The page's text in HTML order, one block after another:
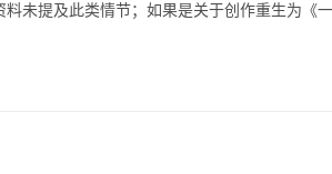
未提及此类情节；如果是关于创作重生为《